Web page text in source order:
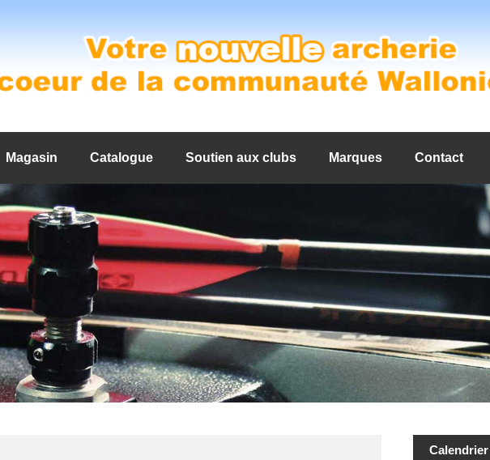
Magasin Catalogue Soutien aux clubs Marques Contact
Calendrier